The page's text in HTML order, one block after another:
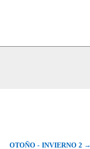
OTOÑO - INVIERNO 2 →